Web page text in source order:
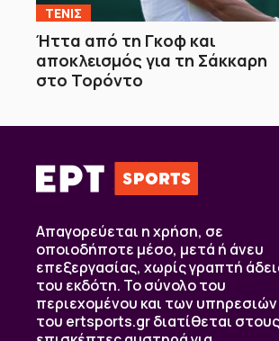
ΤΕΝΙΣ
Ήττα από τη Γκοφ και
αποκλεισμός για τη Σάκκαρη
στο Τορόντο
Απαγορεύεται η χρήση, σε
οποιοδήποτε μέσο, μετά ή άνευ
επεξεργασίας, χωρίς γραπτή
του εκδότη. Το σύνολο του
περιεχομένου και των υπηρεσιών
του ertsports.gr διατίθεται στους